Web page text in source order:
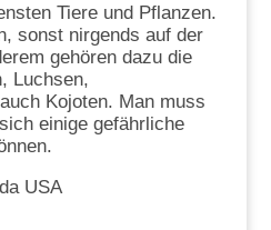
Tiere und Pflanzen.
sonst nirgends auf der
gehören dazu die
Luchsen,
Kojoten. Man muss
einige gefährliche